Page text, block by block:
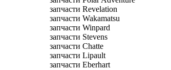
запчасти Revelation
запчасти Wakamatsu
запчасти Winpard
запчасти Stevens
запчасти Chatte
запчасти Lipault
запчасти Eberhart